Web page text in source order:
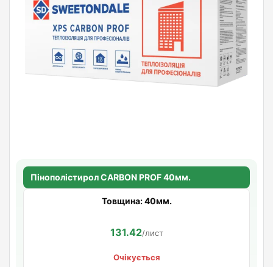
Пінополістирол CARBON PROF 40мм.
Товщина: 40мм.
131.42/лист
Очікується